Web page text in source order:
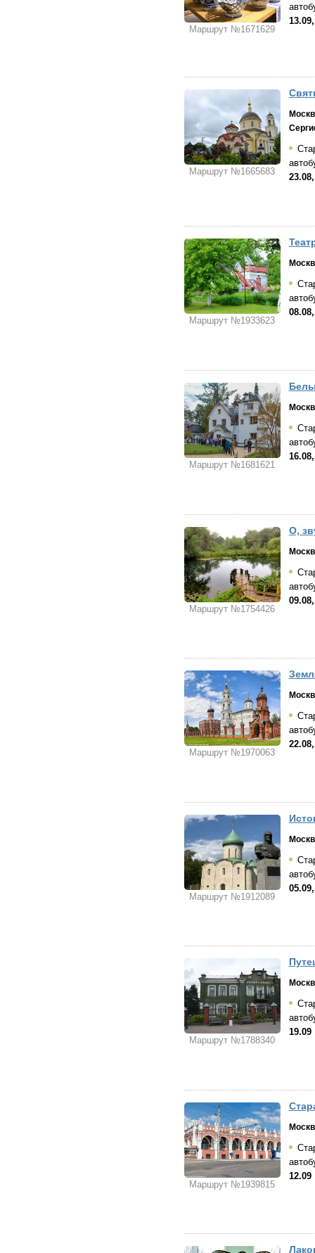
Маршрут №1671629
Маршрут №1665683
Маршрут №1933623
Маршрут №1681621
Маршрут №1754426
О,
Маршрут №1970063
Маршрут №1912089
Маршрут №1788340
19.09
Маршрут №1939815
12.09